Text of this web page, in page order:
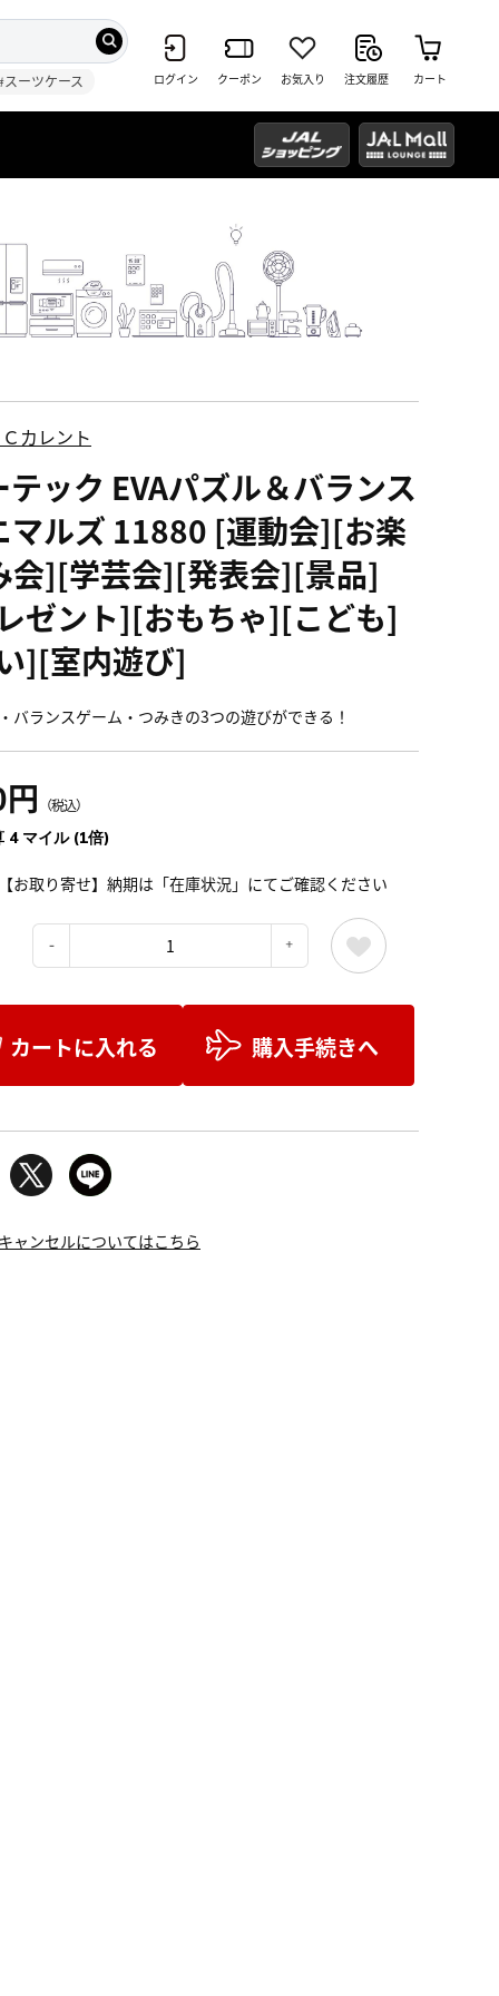
スーツケース ログイン クーポン お気入り 注文履歴 カート
カレント
テック EVAパズル＆バランス
マルズ 11880 [運動会][お楽
会][学芸会][発表会][景品]
ゼント][おもちゃ][こども]
][室内遊び]
バランスゲーム・つみきの3つの遊びができる！
（税込）
4 マイル (1倍)
お取り寄せ】納期は「在庫状況」にてご確認ください
カートに入れる 購入手続きへ
ャンセルについてはこちら